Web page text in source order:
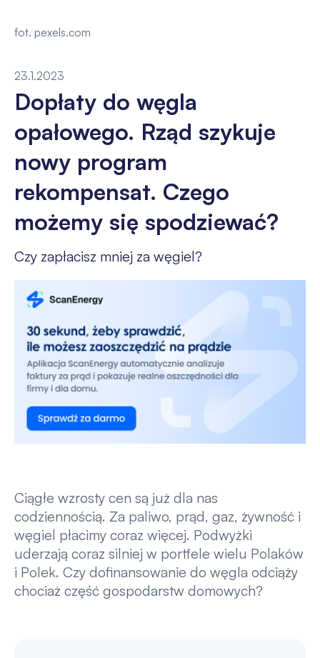
23.1.2023
Dopłaty do węgla
opałowego. Rząd szykuje
nowy program
rekompensat. Czego
możemy się spodziewać?
Czy zapłacisz mniej za węgiel?
fot. pexels.com
Ciągłe wzrosty cen są już dla nas
codziennością. Za paliwo, prąd, gaz, żywność i
węgiel płacimy coraz więcej. Podwyżki
uderzają coraz silniej w portfele wielu Polaków
i Polek. Czy dofinansowanie do węgla odciąży
chociaż część gospodarstw domowych?